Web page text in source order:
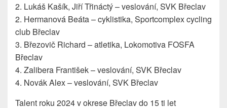
2. Lukáš Kašík, Jiří Třináctý – veslování, SVK Břeclav
2. Hermanová Beáta – cyklistika, Sportcomplex cycling
club Břeclav
3. Březovič Richard – atletika, Lokomotiva FOSFA
Břeclav
4. Zalibera František – veslování, SVK Břeclav
4. Novák Alex – veslování, SVK Břeclav
Talent roku 2024 v okrese Břeclav do 15 ti let